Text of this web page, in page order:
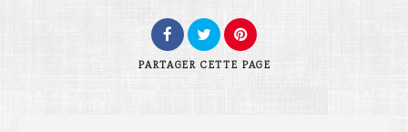
PARTAGER CETTE PAGE